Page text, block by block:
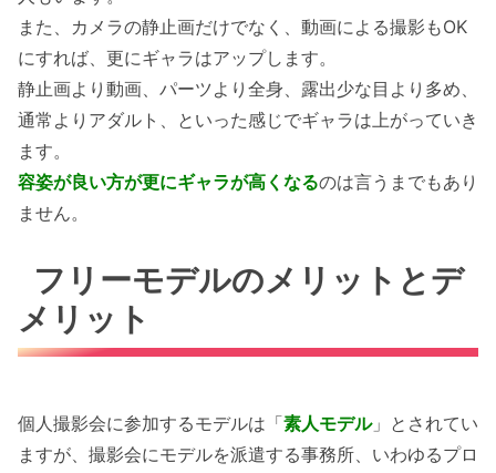
また、カメラの静止画だけでなく、動画による撮影もOK
にすれば、更にギャラはアップします。
静止画より動画、パーツより全身、露出少な目より多め、
通常よりアダルト、といった感じでギャラは上がっていき
ます。
容姿が良い方が更にギャラが高くなるのは言うまでもあり
ません。
フリーモデルのメリットとデ
メリット
個人撮影会に参加するモデルは「素人モデル」とされてい
ますが、撮影会にモデルを派遣する事務所、いわゆるプロ